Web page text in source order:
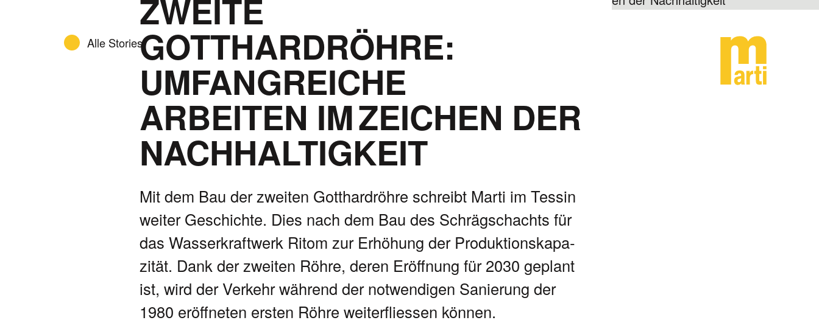
DE FR EN
Alle Stories
ZWEITE
GOTTHARDRÖHRE:
UMFANGREICHE
ARBEITEN IM ZEICHEN DER
NACHHALTIGKEIT
Mit dem Bau der zwei­ten Gott­hard­röhre schreibt Marti im Tessin
weiter Geschichte. Dies nach dem Bau des Schräg­schachts für
das Wasser­kraft­werk Ritom zur Erhöhung der Pro­duk­tions­ka­pa­
zität. Dank der zwei­ten Röhre, deren Eröff­nung für 2030 geplant
ist, wird der Verkehr wäh­rend der not­wen­di­gen Sanie­rung der
1980 eröff­ne­ten ersten Röhre weiter­flies­sen können.